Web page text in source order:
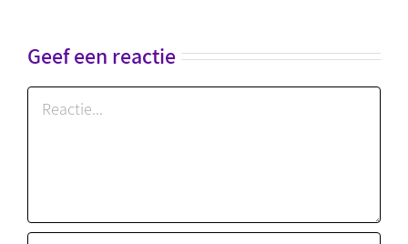
Geef een reactie
Reactie